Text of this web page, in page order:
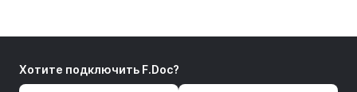
Хотите подключить F.Doc?